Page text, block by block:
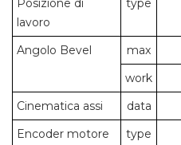
Posizione di
lavoro
type
Angolo Bevel max
work
Cinematica assi
data
Encoder motore
type